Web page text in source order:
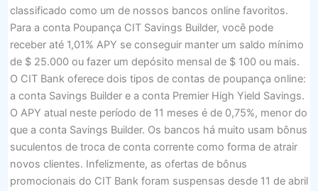
classificado como um de nossos bancos online favoritos.
Para a conta Poupança CIT Savings Builder, você pode
receber até 1,01% APY se conseguir manter um saldo mínimo
de $ 25.000 ou fazer um depósito mensal de $ 100 ou mais.
O CIT Bank oferece dois tipos de contas de poupança online:
a conta Savings Builder e a conta Premier High Yield Savings.
O APY atual neste período de 11 meses é de 0,75%, menor do
que a conta Savings Builder. Os bancos há muito usam bônus
suculentos de troca de conta corrente como forma de atrair
novos clientes. Infelizmente, as ofertas de bônus
promocionais do CIT Bank foram suspensas desde 11 de abril